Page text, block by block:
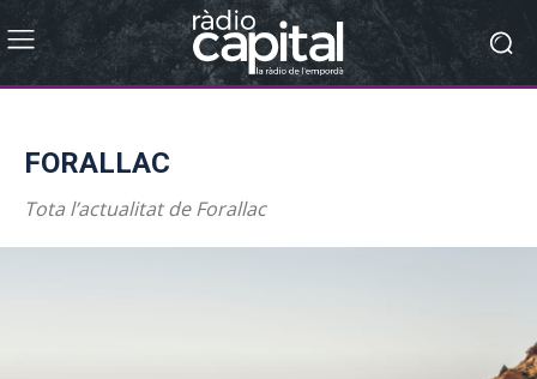
FORALLAC
Tota l’actualitat de Forallac